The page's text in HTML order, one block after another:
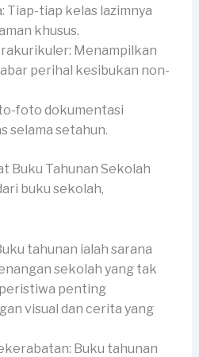
Tiap-tiap kelas lazimnya
khusus.
Menampilkan
perihal kesibukan non-
foto dokumentasi
selama setahun.
Buku Tahunan Sekolah
buku sekolah,
tahunan ialah sarana
sekolah yang tak
penting
visual dan cerita yang
Buku tahunan